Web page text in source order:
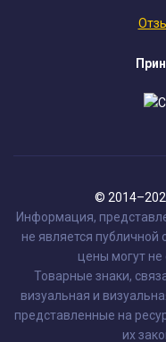
©
Информация,
не является
цены могут не
Товарные знаки,
визуальная и
представленные на
их